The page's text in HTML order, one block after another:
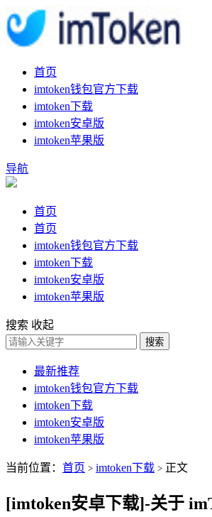
首页
imtoken钱包官方下载
imtoken下载
imtoken安卓版
imtoken苹果版
导航
首页
首页
imtoken钱包官方下载
imtoken下载
imtoken安卓版
imtoken苹果版
搜索 收起
搜索
最新推荐
imtoken钱包官方下载
imtoken下载
imtoken安卓版
imtoken苹果版
当前位置： 首页 > imtoken下载 > 正文
[imtoken安卓下载]-关于